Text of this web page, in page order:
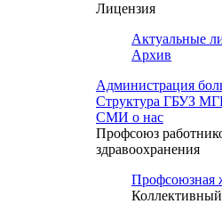
Лицензия
Актуальные
Архив
Администрация
Структура ГБУЗ
СМИ о нас
Профсоюз
здравоохранения
Профсоюзная